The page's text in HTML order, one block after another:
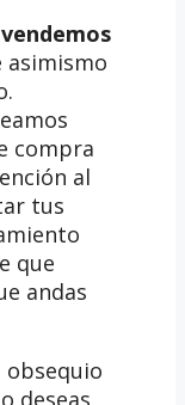
vendemos
asimismo
compra
al
tus
que
andas
obsequio